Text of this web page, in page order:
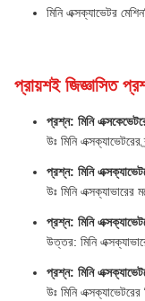
মিনি এক্সক্যাভেটর
প্রায়শই জিজ্ঞাসিত
প্রশ্ন: মিনি
উঃ মিনি এক্সক্যাভেটরের
প্রশ্ন: মিনি
উঃ মিনি
প্রশ্ন: মিনি
উত্তর: মিনি
প্রশ্ন: মিনি
উঃ মিনি